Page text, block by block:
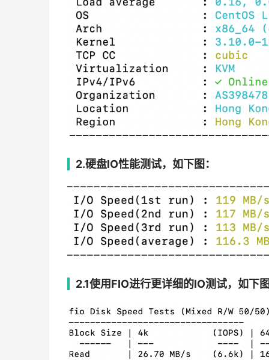
2.硬盘IO性能测试，如下图：
2.1使用FIO进行更详细的IO测试，如下